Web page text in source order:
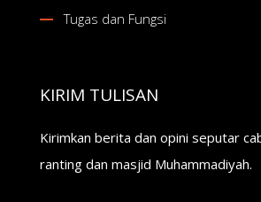
Tugas dan Fungsi
KIRIM TULISAN
Kirimkan berita dan opini seputar
ranting dan masjid Muhammadiyah.